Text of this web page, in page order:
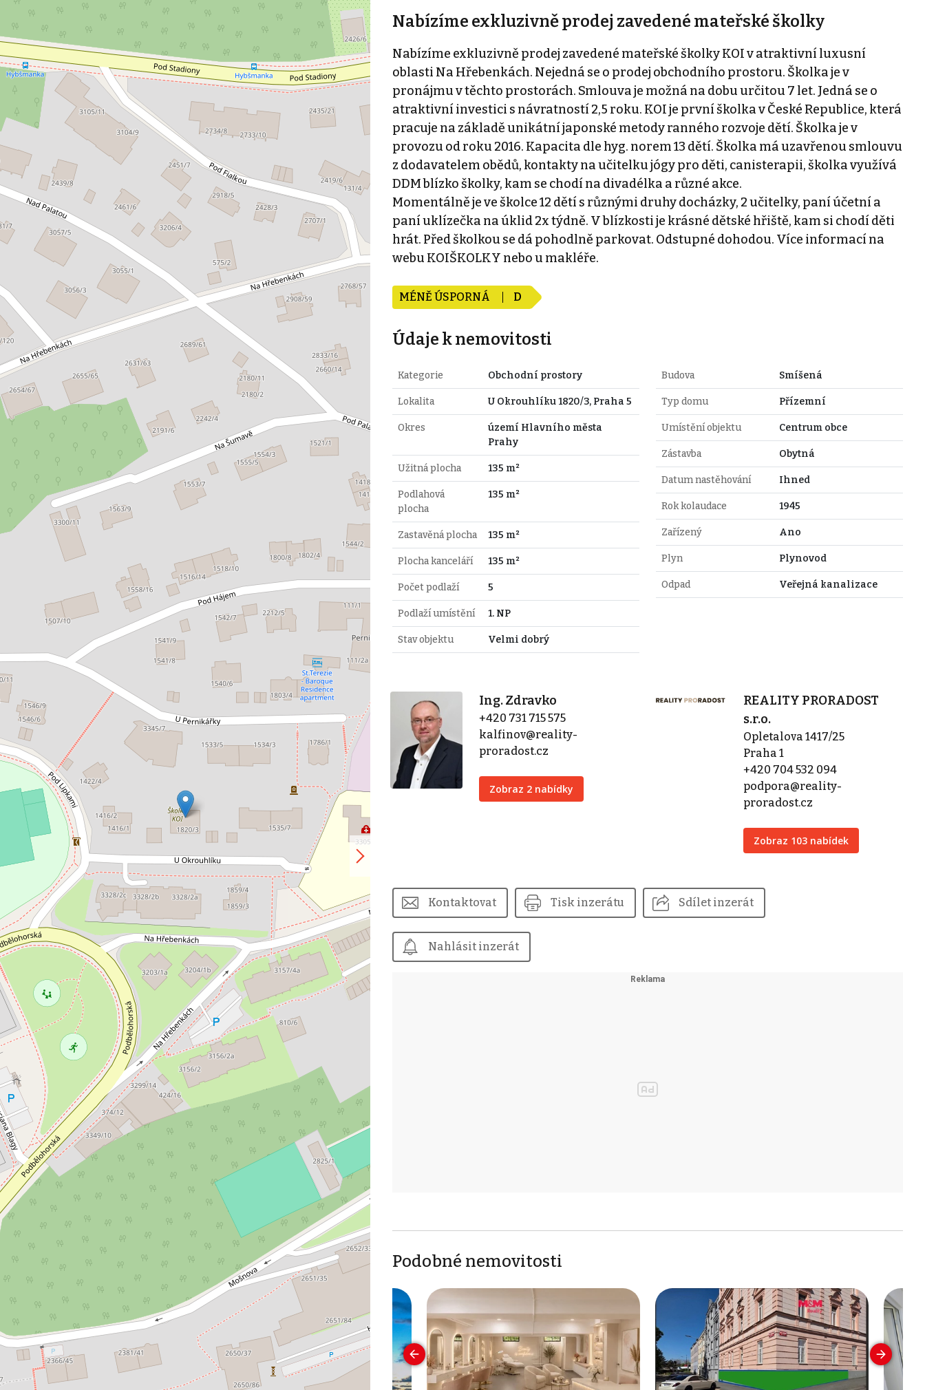
Nabízíme exkluzivně prodej zavedené mateřské školky
Nabízíme exkluzivně prodej zavedené mateřské školky KOI v atraktivní luxusní
oblasti Na Hřebenkách. Nejedná se o prodej obchodního prostoru. Školka je v
pronájmu v těchto prostorách. Smlouva je možná na dobu určitou 7 let. Jedná se o
atraktivní investici s návratností 2,5 roku. KOI je první školka v České Republice, která
pracuje na základě unikátní japonské metody ranného rozvoje dětí. Školka je v
provozu od roku 2016. Kapacita dle hyg. norem 13 dětí. Školka má uzavřenou smlouvu
z dodavatelem obědů, kontakty na učitelku jógy pro děti, canisterapii, školka využívá
DDM blízko školky, kam se chodí na divadélka a různé akce.
Momentálně je ve školce 12 dětí s různými druhy docházky, 2 učitelky, paní účetní a
paní uklízečka na úklid 2x týdně. V blízkosti je krásné dětské hřiště, kam si chodí děti
hrát. Před školkou se dá pohodlně parkovat. Odstupné dohodou. Více informací na
webu KOIŠKOLKY nebo u makléře.
MÉNĚ ÚSPORNÁ D
Údaje k nemovitosti
Kategorie Obchodní prostory
Lokalita U Okrouhlíku 1820/3, Praha 5
Okres
území Hlavního města
Prahy
Užitná plocha 135 m²
Podlahová
plocha
135 m²
Zastavěná plocha 135 m²
Plocha kanceláří 135 m²
Počet podlaží 5
Podlaží umístění 1. NP
Stav objektu Velmi dobrý
Budova Smíšená
Typ domu Přízemní
Umístění objektu Centrum obce
Zástavba Obytná
Datum nastěhování Ihned
Rok kolaudace 1945
Zařízený Ano
Plyn Plynovod
Odpad Veřejná kanalizace
Ing. Zdravko
+420 731 715 575
kalfinov@reality-
proradost.cz
Zobraz 2 nabídky
REALITY PRORADOST
s.r.o.
Opletalova 1417/25
Praha 1
+420 704 532 094
podpora@reality-
proradost.cz
Zobraz 103 nabídek
Kontaktovat Tisk inzerátu Sdílet inzerát
Nahlásit inzerát
Podobné nemovitosti